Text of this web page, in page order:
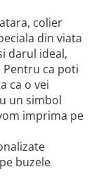
colier
din viata
darul ideal,
Pentru ca poti
ca o vei
un simbol
imprima pe
buzele